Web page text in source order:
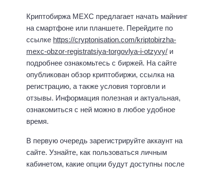
Криптобиржа MEXC предлагает начать майнинг
на смартфоне или планшете. Перейдите по
ссылке https://cryptonisation.com/kriptobirzha-
mexc-obzor-registratsiya-torgovlya-i-otzyvy/ и
подробнее ознакомьтесь с биржей. На сайте
опубликован обзор криптобиржи, ссылка на
регистрацию, а также условия торговли и
отзывы. Информация полезная и актуальная,
ознакомиться с ней можно в любое удобное
время.
В первую очередь зарегистрируйте аккаунт на
сайте. Узнайте, как пользоваться личным
кабинетом, какие опции будут доступны после